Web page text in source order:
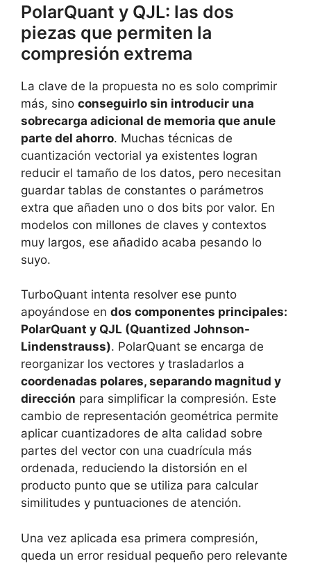
PolarQuant y QJL: las dos
piezas que permiten la
compresión extrema
La clave de la propuesta no es solo comprimir
más, sino conseguirlo sin introducir una
sobrecarga adicional de memoria que anule
parte del ahorro. Muchas técnicas de
cuantización vectorial ya existentes logran
reducir el tamaño de los datos, pero necesitan
guardar tablas de constantes o parámetros
extra que añaden uno o dos bits por valor. En
modelos con millones de claves y contextos
muy largos, ese añadido acaba pesando lo
suyo.
TurboQuant intenta resolver ese punto
apoyándose en dos componentes principales:
PolarQuant y QJL (Quantized Johnson-
Lindenstrauss). PolarQuant se encarga de
reorganizar los vectores y trasladarlos a
coordenadas polares, separando magnitud y
dirección para simplificar la compresión. Este
cambio de representación geométrica permite
aplicar cuantizadores de alta calidad sobre
partes del vector con una cuadrícula más
ordenada, reduciendo la distorsión en el
producto punto que se utiliza para calcular
similitudes y puntuaciones de atención.
Una vez aplicada esa primera compresión,
queda un error residual pequeño pero relevante